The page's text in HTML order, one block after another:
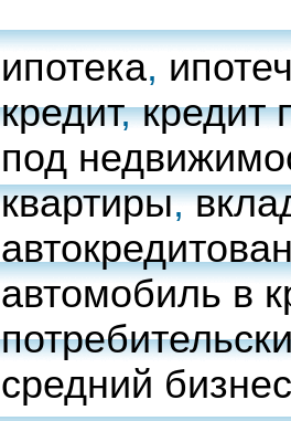
ипотека,
кредит,кредит
под
квартиры,
автомобиль в
средний бизнес